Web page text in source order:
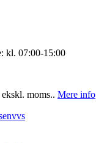
​kl. 07:00-15​:00
moms.. Mere info